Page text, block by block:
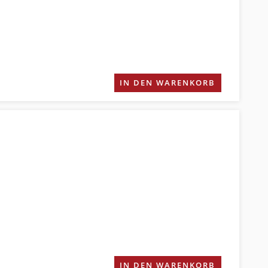
IN DEN WARENKORB
IN DEN WARENKORB